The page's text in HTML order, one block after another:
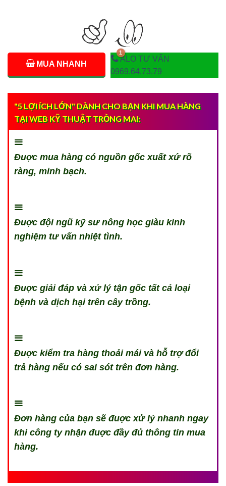
MUA NHANH
ALO TƯ VẤN
0969.64.73.79
"5 LỢI ÍCH LỚN" DÀNH CHO BẠN KHI MUA HÀNG
TẠI WEB KỸ THUẬT TRỒNG MAI:
Đuợc mua hàng có nguồn gốc xuất xứ rõ
ràng, minh bạch.
Đuợc đội ngũ kỹ sư nông học giàu kinh
nghiệm tư vấn nhiệt tình.
Đuợc giải đáp và xử lý tận gốc tất cả loại
bệnh và dịch hại trên cây trồng.
Đuợc kiểm tra hàng thoải mái và hỗ trợ đổi
trả hàng nếu có sai sót trên đơn hàng.
Đơn hàng của bạn sẽ đuợc xử lý nhanh ngay
khi công ty nhận đuợc đầy đủ thông tin mua
hàng.